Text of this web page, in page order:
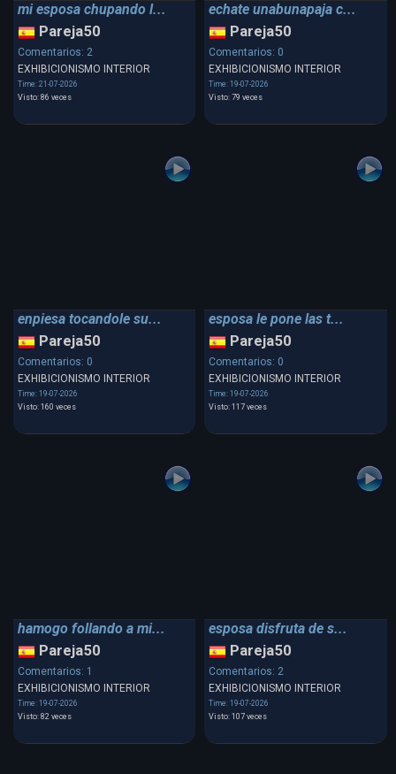
mi esposa chupando l...
Pareja50
Comentarios: 2
EXHIBICIONISMO INTERIOR
Time: 21-07-2026
Visto: 86 veces
echate unabunapaja c...
Pareja50
Comentarios: 0
EXHIBICIONISMO INTERIOR
Time: 19-07-2026
Visto: 79 veces
enpiesa tocandole su...
Pareja50
Comentarios: 0
EXHIBICIONISMO INTERIOR
Time: 19-07-2026
Visto: 160 veces
esposa le pone las t...
Pareja50
Comentarios: 0
EXHIBICIONISMO INTERIOR
Time: 19-07-2026
Visto: 117 veces
hamogo follando a mi...
Pareja50
Comentarios: 1
EXHIBICIONISMO INTERIOR
Time: 19-07-2026
Visto: 82 veces
esposa disfruta de s...
Pareja50
Comentarios: 2
EXHIBICIONISMO INTERIOR
Time: 19-07-2026
Visto: 107 veces